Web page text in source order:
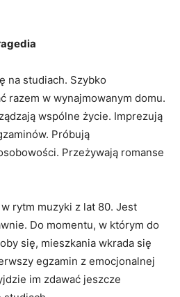
na studiach. Szybko
razem w wynajmowanym domu.
wspólne życie. Imprezują
Próbują
Przeżywają romanse
rytm muzyki z lat 80. Jest
Do momentu, w którym do
się, mieszkania wkrada się
egzamin z emocjonalnej
im zdawać jeszcze